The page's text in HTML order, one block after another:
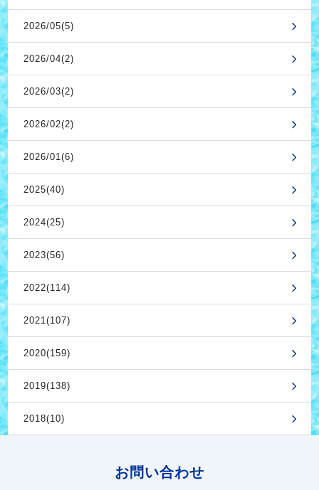
2026/05(5)
2026/04(2)
2026/03(2)
2026/02(2)
2026/01(6)
2025(40)
2024(25)
2023(56)
2022(114)
2021(107)
2020(159)
2019(138)
2018(10)
お問い合わせ